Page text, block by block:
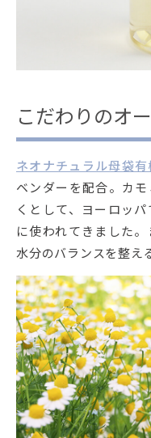
こだわりのオ
ネオナチュラル母袋有
ベンダーを配合。カ
くとして、ヨーロッ
に使われてきました
水分のバランスを整え